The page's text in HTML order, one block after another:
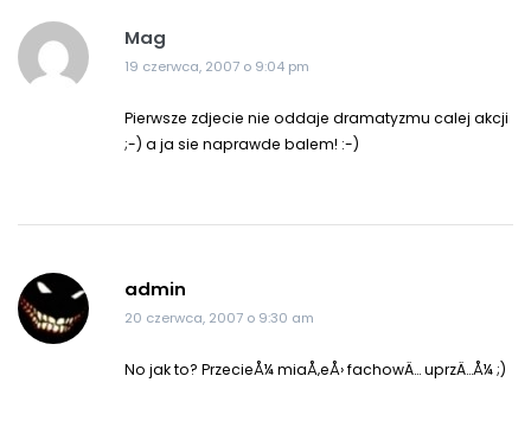
Mag
19 czerwca, 2007 o 9:04 pm
Pierwsze zdjecie nie oddaje dramatyzmu calej akcji
;-) a ja sie naprawde balem! :-)
admin
20 czerwca, 2007 o 9:30 am
No jak to? PrzecieÅ¼ miaÅ‚eÅ› fachowÄ… uprzÄ…Å¼ ;)